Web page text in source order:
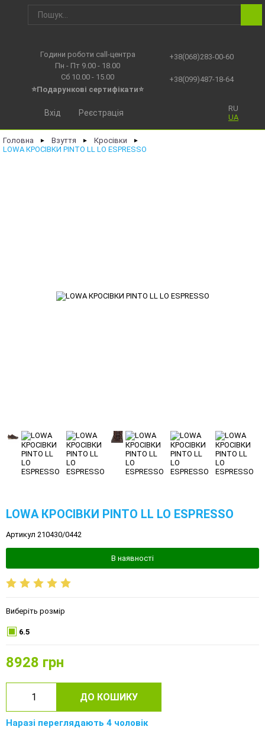
Години роботи call-центра
Пн - Пт 9.00 - 18.00
Сб 10.00 - 15.00
⭐Подарункові сертифікати⭐
+38(068)283-00-60
+38(099)487-18-64
RU
UA
Вхід Реєстрація
Головна ► Взуття ► Кросівки ►
LOWA КРОСІВКИ PINTO LL LO ESPRESSO
LOWA КРОСІВКИ PINTO LL LO ESPRESSO
Артикул 210430/0442
В наявності
Виберіть розмір
6.5
8928 грн
ДО КОШИКУ
Наразі переглядають 4 чоловік